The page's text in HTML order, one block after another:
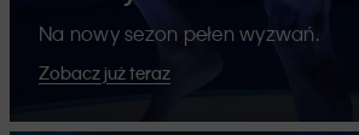
Na nowy sezon pełen wyzwań.
Zobacz już teraz